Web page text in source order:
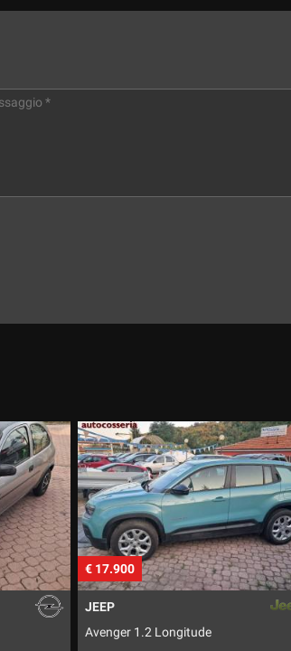
€ 7.500
CITROEN
C4 Picasso 1.6 hdi motore revisionato